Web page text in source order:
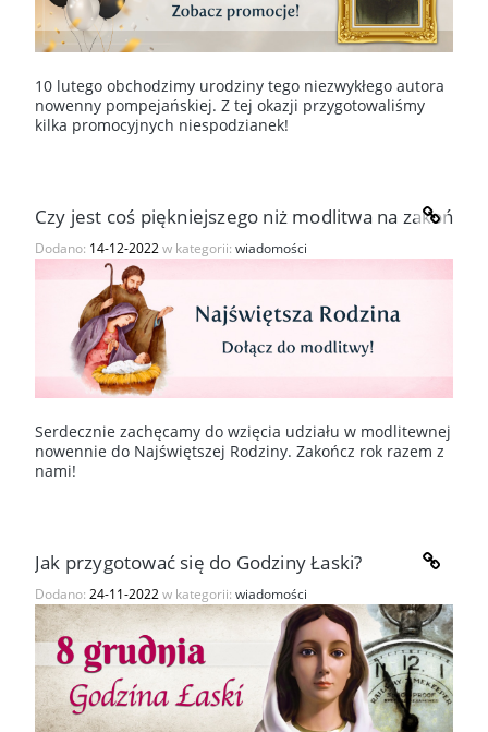
10 lutego obchodzimy urodziny tego niezwykłego autora
nowenny pompejańskiej. Z tej okazji przygotowaliśmy
kilka promocyjnych niespodzianek!
Czy jest coś piękniejszego niż modlitwa na
Dodano: 14-12-2022w kategorii: wiadomości
Serdecznie zachęcamy do wzięcia udziału w modlitewnej
nowennie do Najświętszej Rodziny. Zakończ rok razem z
nami!
Jak przygotować się do Godziny Łaski?
Dodano: 24-11-2022w kategorii: wiadomości